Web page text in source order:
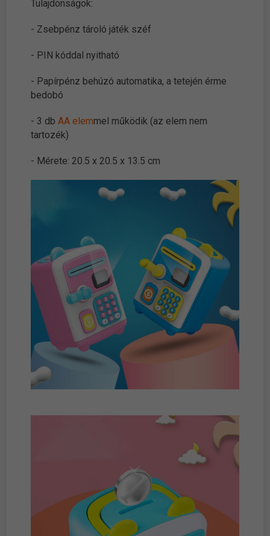
Tulajdonságok:
- Zsebpénz tároló játék széf
- PIN kóddal nyitható
- Papírpénz behúzó automatika, a tetején érme
bedobó
- 3 dbAA elemmel működik (az elem nem
tartozék)
- Mérete: 20.5 x 20.5 x 13.5 cm